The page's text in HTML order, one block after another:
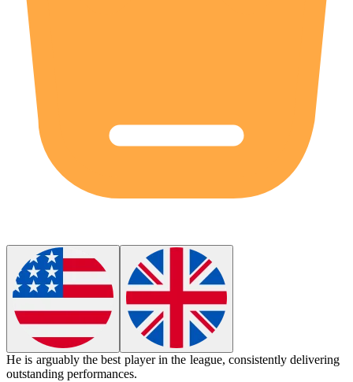
He is arguably the best player in the league, consistently delivering
outstanding performances.